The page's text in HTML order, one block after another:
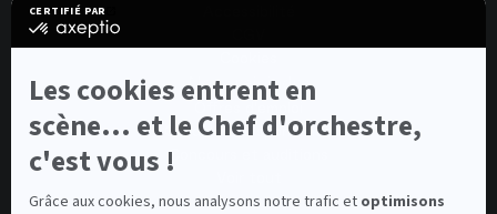
CERTIFIÉ PAR
certifié
En
plus
Axeptio
Les cookies entrent en
scène... et le Chef d'orchestre,
c'est vous !
Grâce aux cookies, nous analysons notre trafic et optimisons
Nous rejoindre
Offres d'emploi
Candidature spontanée
Concours et auditions
Contacts